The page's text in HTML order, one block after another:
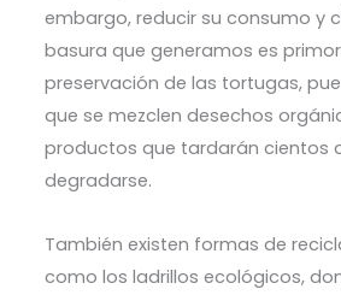
embargo, reducir su consumo y
basura que generamos es
preservación de las tortugas,
que se mezclen desechos
productos que tardarán cientos
degradarse.
También existen formas de
como los ladrillos ecológicos,